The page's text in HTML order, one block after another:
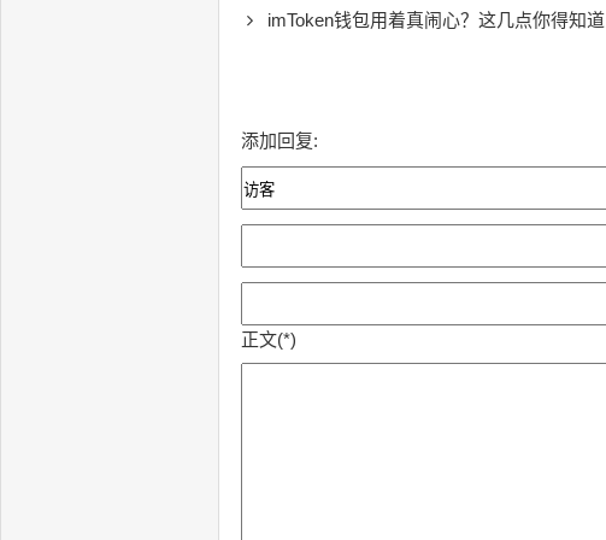
imToken钱包用着真闹心？这几点你得知道
添加回复:
正文(*)